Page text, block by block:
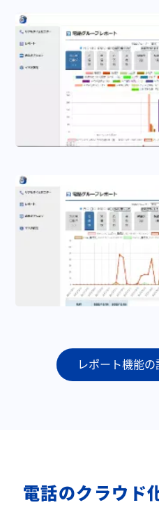
レポート機能
電話のクラウド